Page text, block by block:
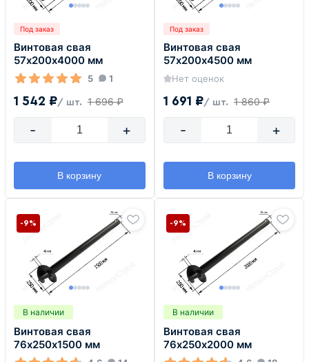
Под заказ
Винтовая свая
57х200х4000 мм
5 1
1 542 ₽/ шт. 1 696 ₽
- +
В корзину
Под заказ
Винтовая свая
57х200х4500 мм
Нет оценок
1 691 ₽/ шт. 1 860 ₽
- +
В корзину
В наличии
Винтовая свая
76х250х1500 мм
-9%
В наличии
Винтовая свая
76х250х2000 мм
-9%